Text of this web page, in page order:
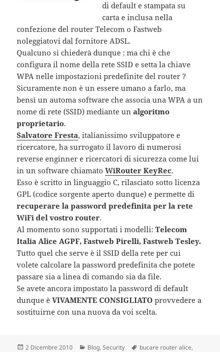
di default e stampata su
carta e inclusa nella
confezione del router Telecom o Fastweb
noleggiatovi dal fornitore ADSL.
Qualcuno si chiederà dunque : ma chi è che
configura il nome della rete SSID e setta la chiave
WPA nelle impostazioni predefinite del router ?
Sicuramente non è un essere umano a farlo, ma
bensì un automa software che associa una WPA a un
nome di rete (SSID) mediante unalgoritmo
proprietario.
Salvatore Fresta, italianissimo sviluppatore e
ricercatore, ha surrogato il lavoro di numerosi
reverse enginner e ricercatori di sicurezza come lui
in un software chiamatoWiRouter KeyRec.
Esso è scritto in linguaggio C, rilasciato sotto licenza
GPL (codice sorgente aperto dunque) e permette di
recuperare la password predefinita per la rete
WiFi del vostro router.
Al momento sono supportati i modelli:Telecom
Italia Alice AGPF, Fastweb Pirelli, Fastweb Tesley.
Tutto quel che serve è il SSID della rete per cui
volete calcolare la password predefinita che potete
passare sia a linea di comando sia da file.
Se avete ancora impostato la password di default
dunque èVIVAMENTE CONSIGLIATO provvedere a
sostituirne con una nuova da voi scelta.
Scritto
2 Dicembre 2010 Categorie
Blog,Security Tag
bucare router alice,